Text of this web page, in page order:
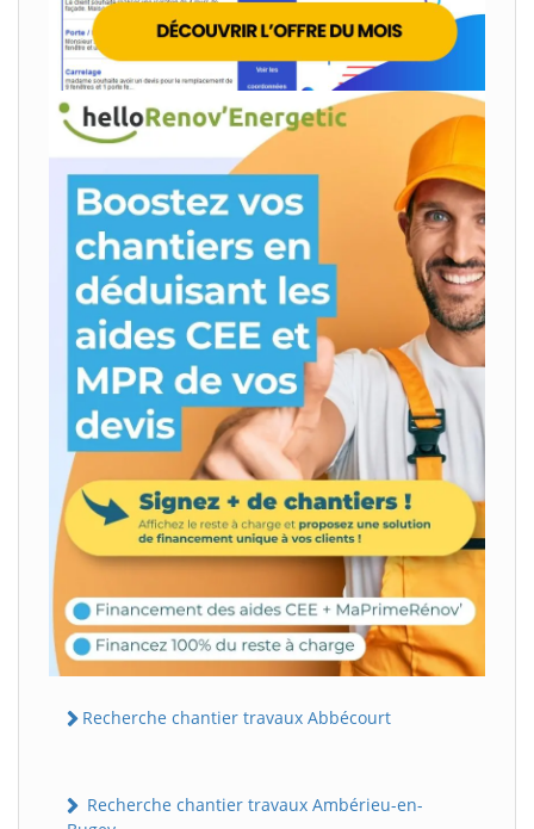
Recherche chantier travaux Abbécourt
Recherche chantier travaux Ambérieu-en-